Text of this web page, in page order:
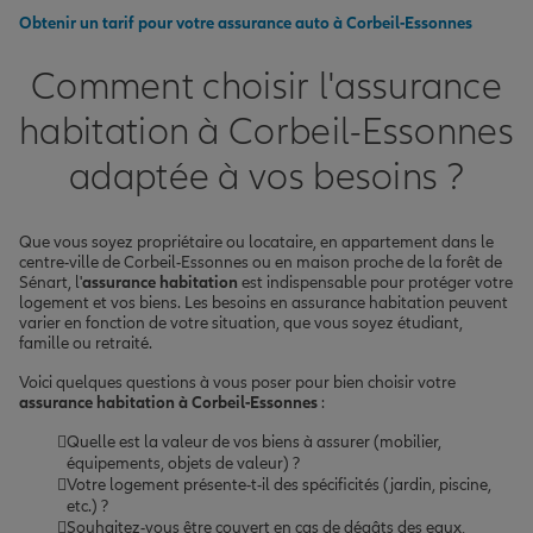
Obtenir un tarif pour votre assurance auto à Corbeil-Essonnes
Comment choisir l'assurance
habitation à Corbeil-Essonnes
adaptée à vos besoins ?
Que vous soyez propriétaire ou locataire, en appartement dans le
centre-ville de Corbeil-Essonnes ou en maison proche de la forêt de
Sénart, l'assurance habitation est indispensable pour protéger votre
logement et vos biens. Les besoins en assurance habitation peuvent
varier en fonction de votre situation, que vous soyez étudiant,
famille ou retraité.
Voici quelques questions à vous poser pour bien choisir votre
assurance habitation à Corbeil-Essonnes :
Quelle est la valeur de vos biens à assurer (mobilier,
équipements, objets de valeur) ?
Votre logement présente-t-il des spécificités (jardin, piscine,
etc.) ?
Souhaitez-vous être couvert en cas de dégâts des eaux,